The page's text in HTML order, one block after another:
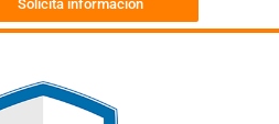
Solicita información